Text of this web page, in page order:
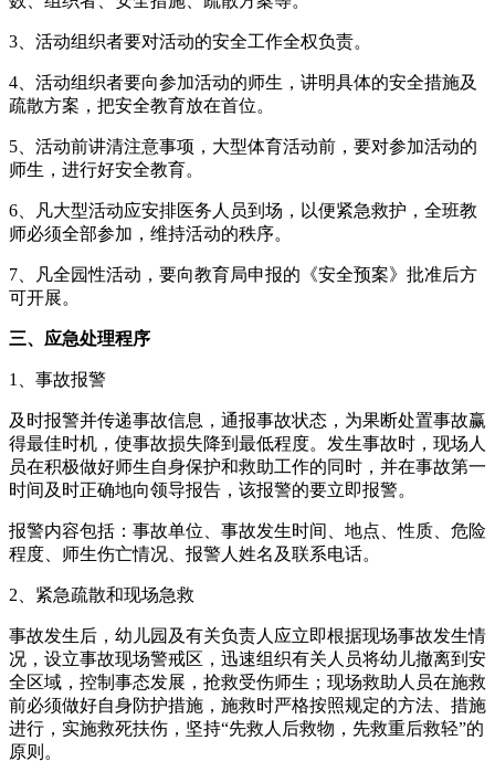
3、活动组织者要对活动的安全工作全权负责。
4、活动组织者要向参加活动的师生，讲明具体的安全措施及
疏散方案，把安全教育放在首位。
5、活动前讲清注意事项，大型体育活动前，要对参加活动的
师生，进行好安全教育。
6、凡大型活动应安排医务人员到场，以便紧急救护，全班教
师必须全部参加，维持活动的秩序。
7、凡全园性活动，要向教育局申报的《安全预案》批准后方
可开展。
三、应急处理程序
1、事故报警
及时报警并传递事故信息，通报事故状态，为果断处置事故赢
得最佳时机，使事故损失降到最低程度。发生事故时，现场人
员在积极做好师生自身保护和救助工作的同时，并在事故第一
时间及时正确地向领导报告，该报警的要立即报警。
报警内容包括：事故单位、事故发生时间、地点、性质、危险
程度、师生伤亡情况、报警人姓名及联系电话。
2、紧急疏散和现场急救
事故发生后，幼儿园及有关负责人应立即根据现场事故发生情
况，设立事故现场警戒区，迅速组织有关人员将幼儿撤离到安
全区域，控制事态发展，抢救受伤师生；现场救助人员在施救
前必须做好自身防护措施，施救时严格按照规定的方法、措施
进行，实施救死扶伤，坚持“先救人后救物，先救重后救轻”的
原则。